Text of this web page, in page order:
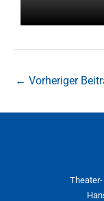
← Vorheriger